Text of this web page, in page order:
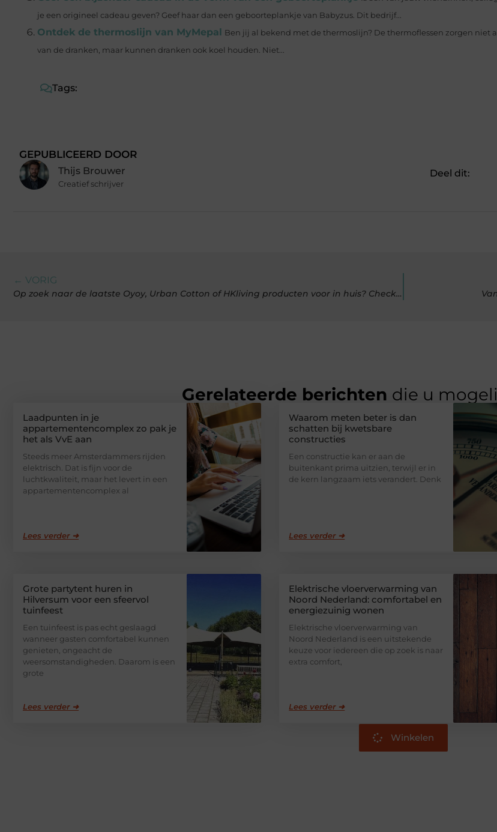
je een origineel cadeau geven? Geef haar dan een geboorteplankje van Babyzus. Dit bedrijf...
Ontdek de thermoslijn van MyMepal
Ben jij al bekend met de thermoslijn? De thermoflessen zorgen niet
van de dranken, maar kunnen dranken ook koel houden. Niet...
Tags:
GEPUBLICEERD DOOR
Thijs Brouwer
Creatief schrijver
Deel dit:
← VORIG
Op zoek naar de laatste Oyoy, Urban Cotton of HKliving producten voor in huis? Check www.deens.nl.
Gerelateerde berichten die u
Laadpunten in je
appartementencomplex zo pak je
het als VvE aan
Steeds meer Amsterdammers rijden
elektrisch. Dat is fijn voor de
luchtkwaliteit, maar het levert in een
appartementencomplex al
Lees verder ➜
Waarom meten beter is dan
schatten bij kwetsbare
constructies
Een constructie kan er aan de
buitenkant prima uitzien, terwijl er in
de kern langzaam iets verandert. Denk
Lees verder ➜
Grote partytent huren in
Hilversum voor een sfeervol
tuinfeest
Een tuinfeest is pas echt geslaagd
wanneer gasten comfortabel kunnen
genieten, ongeacht de
weersomstandigheden. Daarom is een
grote
Lees verder ➜
Elektrische vloerverwarming van
Noord Nederland: comfortabel en
energiezuinig wonen
Elektrische vloerverwarming van
Noord Nederland is een uitstekende
keuze voor iedereen die op zoek is naar
extra comfort,
Lees verder ➜
Winkelen